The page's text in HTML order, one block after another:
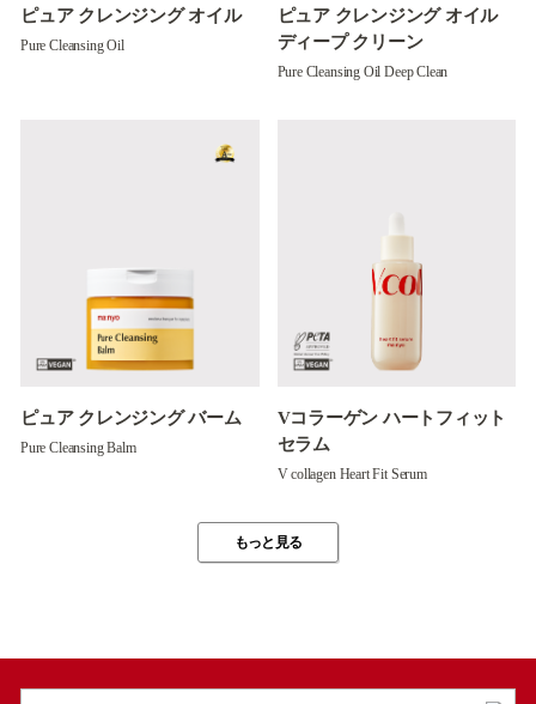
ピュア クレンジング オイル
Pure Cleansing Oil
ピュア クレンジング オイル
ディープ クリーン
Pure Cleansing Oil Deep Clean
ピュア クレンジング バーム
Pure Cleansing Balm
Vコラーゲン ハートフィット
セラム
V collagen Heart Fit Serum
もっと見る